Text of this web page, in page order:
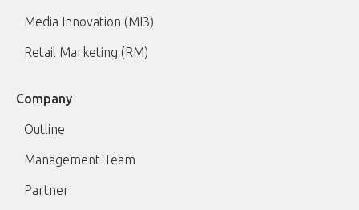
Media Innovation (MI3)
Retail Marketing (RM)
Company
Outline
Management Team
Partner